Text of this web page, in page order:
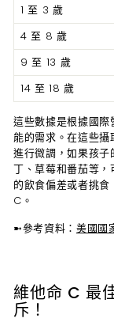
1 至 3 歲
4 至 8 歲
9 至 13 歲
14 至 18 歲
這些數據是根據國
能的需求。在這些
進行微調，如果孩
丁、草莓和番茄等
的飲食偏差或者挑
C。
➼參考資料： 美國國
維他命 C 最
斥！